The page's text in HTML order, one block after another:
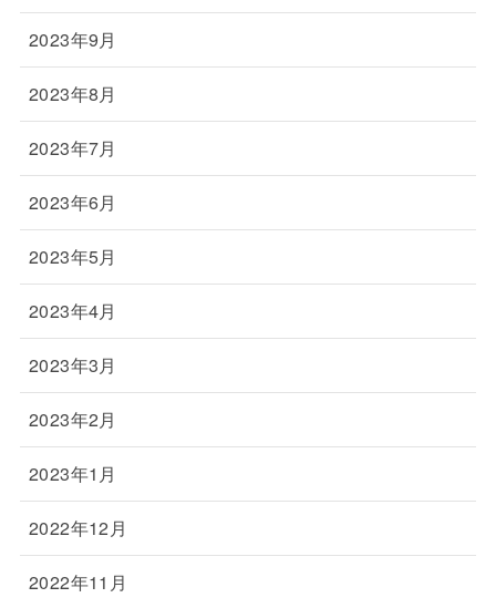
2023年9月
2023年8月
2023年7月
2023年6月
2023年5月
2023年4月
2023年3月
2023年2月
2023年1月
2022年12月
2022年11月